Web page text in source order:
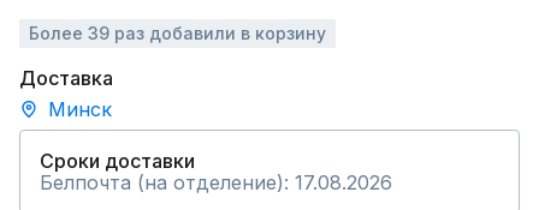
Более 39 раз добавили в корзину
Доставка
Минск
Сроки доставки
Белпочта (на отделение): 17.08.2026